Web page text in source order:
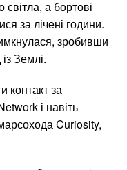
а бортові
за лічені години.
зробивши
Землі.
контакт за
і навіть
Curiosity,